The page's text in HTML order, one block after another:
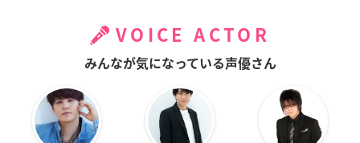
VOICE ACTOR
みんなが気になっている声優さん